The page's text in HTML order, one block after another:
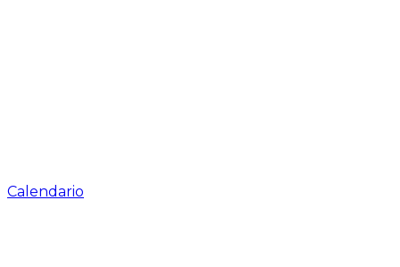
Calendario